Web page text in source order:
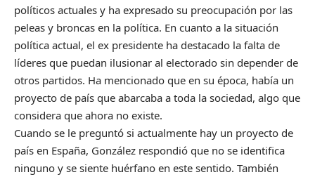
políticos actuales y ha expresado su preocupación por las
peleas y broncas en la política. En cuanto a la situación
política actual, el ex presidente ha destacado la falta de
líderes que puedan ilusionar al electorado sin depender de
otros partidos. Ha mencionado que en su época, había un
proyecto de país que abarcaba a toda la sociedad, algo que
considera que ahora no existe.
Cuando se le preguntó si actualmente hay un proyecto de
país en España, González respondió que no se identifica
ninguno y se siente huérfano en este sentido. También